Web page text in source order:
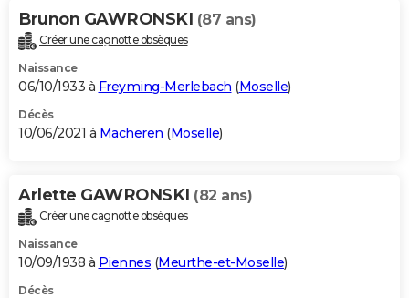
Brunon GAWRONSKI (87 ans)
Créer une cagnotte obsèques
Naissance
06/10/1933 à Freyming-Merlebach (Moselle)
Décès
10/06/2021 à Macheren (Moselle)
Arlette GAWRONSKI (82 ans)
Créer une cagnotte obsèques
Naissance
10/09/1938 à Piennes (Meurthe-et-Moselle)
Décès